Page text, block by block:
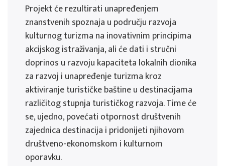
Projekt će rezultirati unapređenjem
znanstvenih spoznaja u području razvoja
kulturnog turizma na inovativnim principima
akcijskog istraživanja, ali će dati i stručni
doprinos u razvoju kapaciteta lokalnih dionika
za razvoj i unapređenje turizma kroz
aktiviranje turističke baštine u destinacijama
različitog stupnja turističkog razvoja. Time će
se, ujedno, povećati otpornost društvenih
zajednica destinacija i pridonijeti njihovom
društveno-ekonomskom i kulturnom
oporavku.